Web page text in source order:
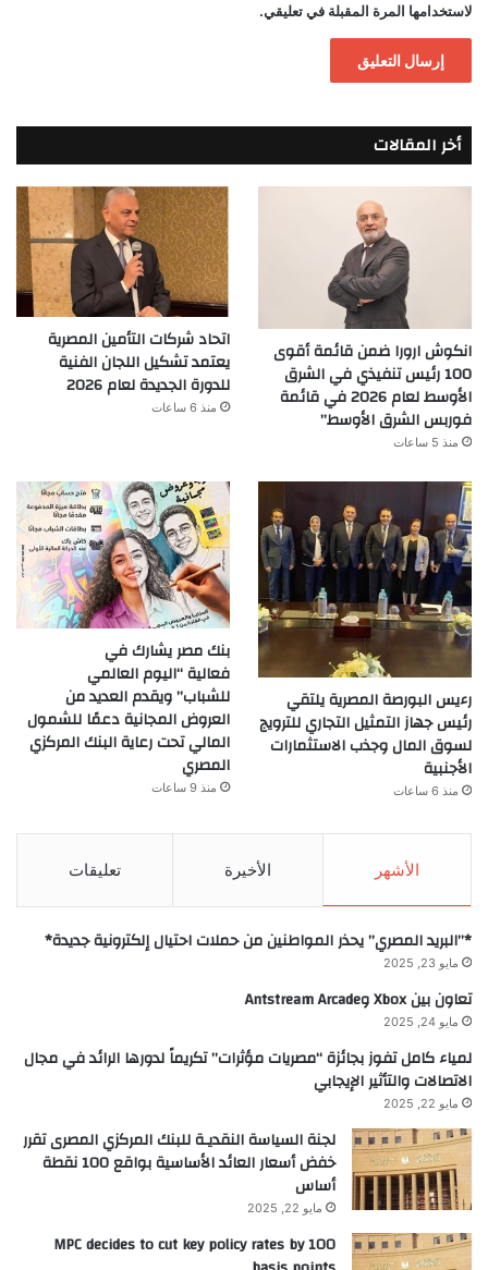
لاستخدامها المرة المقبلة في تعليقي.
أخر المقالات
انكوش ارورا ضمن قائمة أقوى
100 رئيس تنفيذي في الشرق
الأوسط لعام 2026 في قائمة
فوربس الشرق الأوسط”
منذ 5 ساعات
اتحاد شركات التأمين المصرية
يعتمد تشكيل اللجان الفنية
للدورة الجديدة لعام 2026
منذ 6 ساعات
رءيس البورصة المصرية يلتقي
رئيس جهاز التمثيل التجاري للترويج
لسوق المال وجذب الاستثمارات
الأجنبية
منذ 6 ساعات
بنك مصر يشارك في
فعالية “اليوم العالمي
للشباب” ويقدم العديد من
العروض المجانية دعمًا للشمول
المالي تحت رعاية البنك المركزي
المصري
منذ 9 ساعات
الأشهر الأخيرة تعليقات
*”البريد المصري” يحذر المواطنين من حملات احتيال إلكترونية جديدة*
مايو 23, 2025
تعاون بين Xbox وAntstream Arcade
مايو 24, 2025
لمياء كامل تفوز بجائزة “مصريات مؤثرات” تكريماً لدورها الرائد في مجال
الاتصالات والتأثير الإيجابي
مايو 22, 2025
لجنة السياسة النقديـة للبنك المركزي المصرى تقرر
خفض أسعار العائد الأساسية بواقع 100 نقطة
أساس
مايو 22, 2025
MPC decides to cut key policy rates by 100